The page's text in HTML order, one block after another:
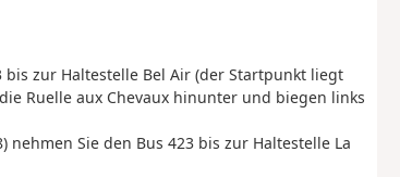
bis zur Haltestelle Bel Air (der Startpunkt liegt
Ruelle aux Chevaux hinunter und biegen links
nehmen Sie den Bus 423 bis zur Haltestelle La